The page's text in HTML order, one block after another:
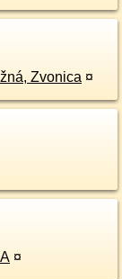
Zvonica ¤
¤